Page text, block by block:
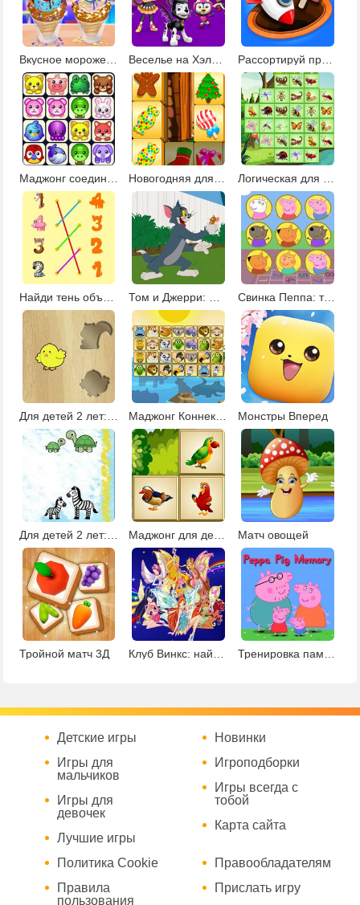
Вкусное мороженое Чуррос Веселье на Хэллоуин с мультяшками Никелодеона Рассортируй предметы
Свинка Пеппа: тренировка памяти
Маджонг Коннект с животными 2 Монстры Вперед
Маджонг для детей 7 лет Матч овощей
Тройной матч 3Д
Детские игры
Игры для
мальчиков
Игры для
девочек
Лучшие игры
Новинки
Игроподборки
Игры всегда с
тобой
Карта сайта
Политика Cookie
Правила
пользования
Правообладателям
Прислать игру